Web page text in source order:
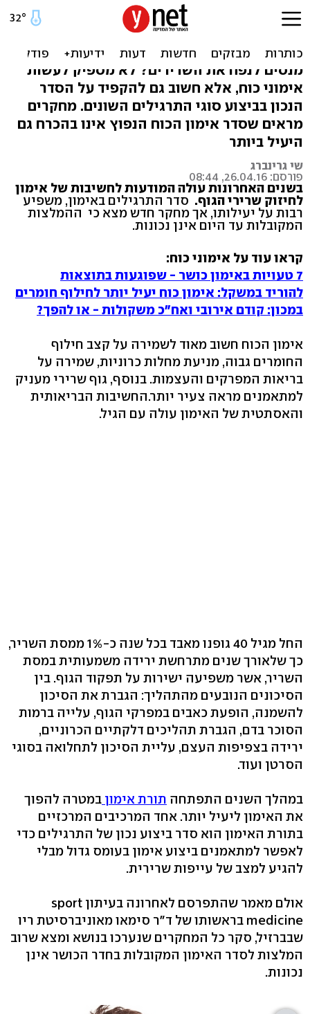
תרגילים שמשלבים קבוצות
שרירים רבות, יעילים יותר?
מנסים לנפח את השרירים? לא מספיק לעשות
אימוני כוח, אלא חשוב גם להקפיד על הסדר
הנכון בביצוע סוגי התרגילים השונים. מחקרים
מראים שסדר אימון הכוח הנפוץ אינו בהכרח גם
היעיל ביותר
שי גרינברג
פורסם: 26.04.16, 08:44
בשנים האחרונות עולה המודעות לחשיבות של אימון
לחיזוק שרירי הגוף. סדר התרגילים באימון, משפיע
רבות על יעילותו, אך מחקר חדש מצא כי ההמלצות
המקובלות עד היום אינן נכונות.
קראו עוד על אימוני כוח:
7 טעויות באימון כושר - שפוגעות בתוצאות
להוריד במשקל: אימון כוח יעיל יותר לחילוף חומרים
במכון: קודם אירובי ואח"כ משקולות - או להפך?
אימון הכוח חשוב מאוד לשמירה על קצב חילוף
החומרים גבוה, מניעת מחלות כרוניות, שמירה על
בריאות המפרקים והעצמות. בנוסף, גוף שרירי מעניק
למתאמנים מראה צעיר יותר.החשיבות הבריאותית
והאסתטית של האימון עולה עם הגיל.
החל מגיל 40 גופנו מאבד בכל שנה כ-1% ממסת השריר,
כך שלאורך שנים מתרחשת ירידה משמעותית במסת
השריר, אשר משפיעה ישירות על תפקוד הגוף. בין
הסיכונים הנובעים מהתהליך: הגברת את הסיכון
להשמנה, הופעת כאבים במפרקי הגוף, עלייה ברמות
הסוכר בדם, הגברת תהליכים דלקתיים הכרוניים,
ירידה בצפיפות העצם, עליית הסיכון לתחלואה בסוגי
הסרטן ועוד.
במהלך השנים התפתחה תורת אימון במטרה להפוך
את האימון ליעיל יותר. אחד המרכיבים המרכזיים
בתורת האימון הוא סדר ביצוע נכון של התרגילים כדי
לאפשר למתאמנים ביצוע אימון בעומס גדול מבלי
להגיע למצב של עייפות שרירית.
אולם מאמר שהתפרסם לאחרונה בעיתון sport
medicine בראשותו של ד"ר סימאו מאוניברסיטת ריו
שבברזיל, סקר כל המחקרים שנערכו בנושא ומצא שרוב
המלצות לסדר האימון המקובלות בחדר הכושר אינן
נכונות.